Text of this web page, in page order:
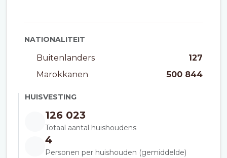
NATIONALITEIT
Buitenlanders
127
Marokkanen
500 844
HUISVESTING
126 023
Totaal aantal huishoudens
4
Personen per huishouden (gemiddelde)